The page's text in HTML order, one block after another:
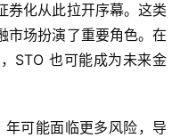
券化从此拉开序幕。这类
市场扮演了重要角色。在
STO 也可能成为未来金
可能面临更多风险，导